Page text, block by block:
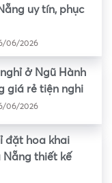
uy tín, phục
06/2026
ở Ngũ Hành
giá rẻ tiện nghi
06/2026
đặt hoa khai
thiết kế